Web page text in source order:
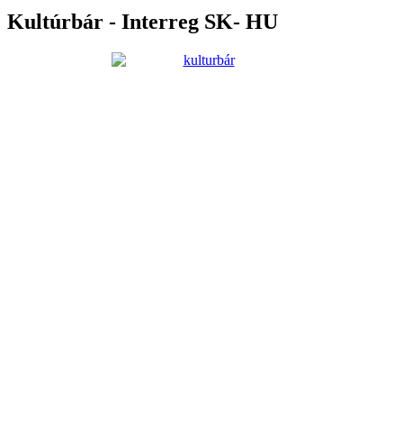
Kultúrbár - Interreg SK- HU